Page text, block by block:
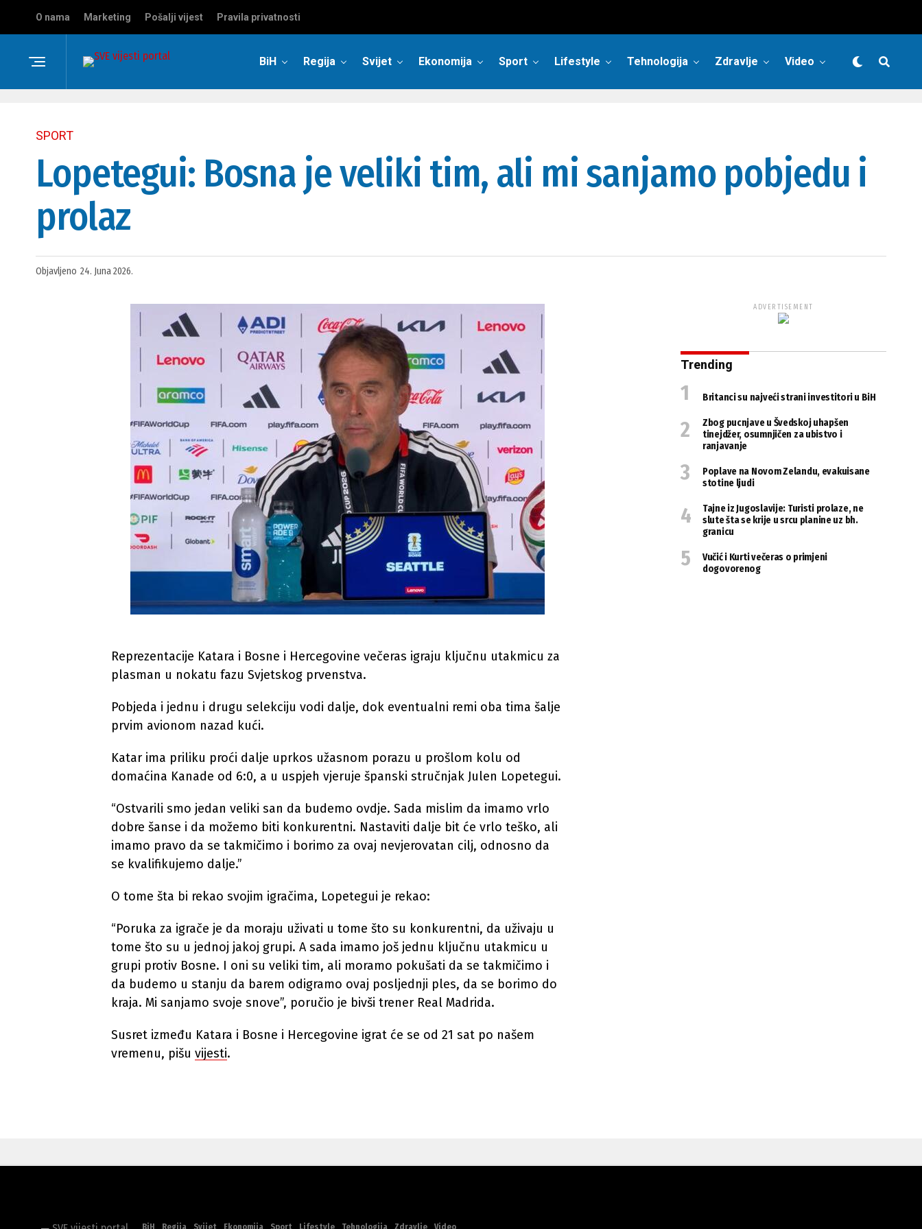
O nama Marketing Pošalji vijest Pravila privatnosti
BiH Regija Svijet Ekonomija Sport Lifestyle Tehnologija Zdravlje Video
SPORT
Lopetegui: Bosna je veliki tim, ali mi sanjamo pobjedu i
prolaz
Objavljeno 24. Juna 2026.
Reprezentacije Katara i Bosne i Hercegovine večeras igraju ključnu utakmicu za
plasman u nokatu fazu Svjetskog prvenstva.
Pobjeda i jednu i drugu selekciju vodi dalje, dok eventualni remi oba tima šalje
prvim avionom nazad kući.
Katar ima priliku proći dalje uprkos užasnom porazu u prošlom kolu od
domaćina Kanade od 6:0, a u uspjeh vjeruje španski stručnjak Julen Lopetegui.
“Ostvarili smo jedan veliki san da budemo ovdje. Sada mislim da imamo vrlo
dobre šanse i da možemo biti konkurentni. Nastaviti dalje bit će vrlo teško, ali
imamo pravo da se takmičimo i borimo za ovaj nevjerovatan cilj, odnosno da
se kvalifikujemo dalje.”
O tome šta bi rekao svojim igračima, Lopetegui je rekao:
“Poruka za igrače je da moraju uživati ​​u tome što su konkurentni, da uživaju u
tome što su u jednoj jakoj grupi. A sada imamo još jednu ključnu utakmicu u
grupi protiv Bosne. I oni su veliki tim, ali moramo pokušati da se takmičimo i
da budemo u stanju da barem odigramo ovaj posljednji ples, da se borimo do
kraja. Mi sanjamo svoje snove”, poručio je bivši trener Real Madrida.
Susret između Katara i Bosne i Hercegovine igrat će se od 21 sat po našem
vremenu, pišu vijesti.
ADVERTISEMENT
Trending
Britanci su najveći strani investitori u BiH
Zbog pucnjave u Švedskoj uhapšen
tinejdžer, osumnjičen za ubistvo i
ranjavanje
Poplave na Novom Zelandu, evakuisane
stotine ljudi
Tajne iz Jugoslavije: Turisti prolaze, ne
slute šta se krije u srcu planine uz bh.
granicu
Vučić i Kurti večeras o primjeni
dogovorenog
BiH Regija Svijet Ekonomija Sport Lifestyle Tehnologija Zdravlje Video